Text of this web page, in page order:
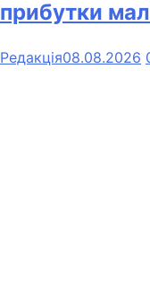
прибутки
Редакція08.08.2026